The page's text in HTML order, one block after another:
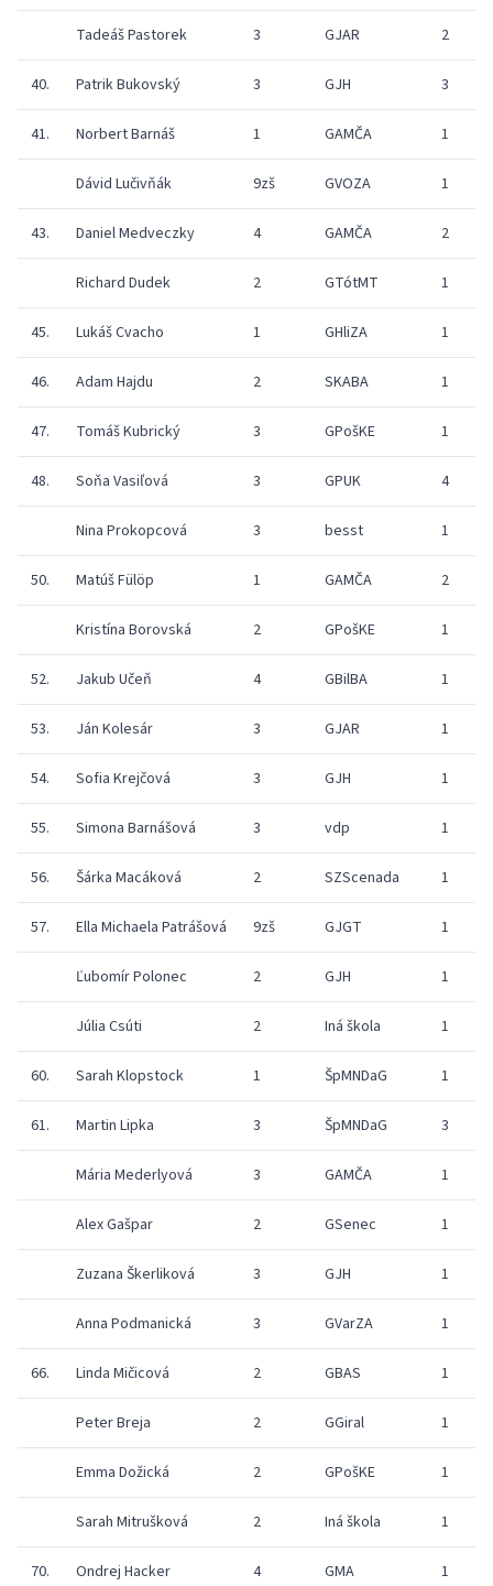
Tadeáš Pastorek 3 GJAR 2
40. Patrik Bukovský 3 GJH 3
41. Norbert Barnáš 1 GAMČA 1
Dávid Lučivňák 9zš GVOZA 1
43. Daniel Medveczky 4 GAMČA 2
Richard Dudek 2 GTótMT 1
45. Lukáš Cvacho 1 GHliZA 1
46. Adam Hajdu 2 SKABA 1
47. Tomáš Kubrický 3 GPošKE 1
48. Soňa Vasiľová 3 GPUK 4
Nina Prokopcová 3 besst 1
50. Matúš Fülöp 1 GAMČA 2
Kristína Borovská 2 GPošKE 1
52. Jakub Učeň 4 GBilBA 1
53. Ján Kolesár 3 GJAR 1
54. Sofia Krejčová 3 GJH 1
55. Simona Barnášová 3 vdp 1
56. Šárka Macáková 2 SZScenada 1
57. Ella Michaela Patrášová 9zš GJGT 1
Ľubomír Polonec 2 GJH 1
Júlia Csúti 2 Iná škola 1
60. Sarah Klopstock 1 ŠpMNDaG 1
61. Martin Lipka 3 ŠpMNDaG 3
Mária Mederlyová 3 GAMČA 1
Alex Gašpar 2 GSenec 1
Zuzana Škerliková 3 GJH 1
Anna Podmanická 3 GVarZA 1
66. Linda Mičicová 2 GBAS 1
Peter Breja 2 GGiral 1
Emma Dožická 2 GPošKE 1
Sarah Mitrušková 2 Iná škola 1
70. Ondrej Hacker 4 GMA 1